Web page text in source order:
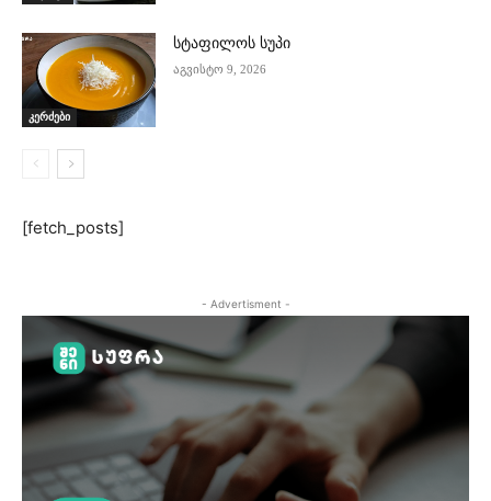
კერძები
სტაფილოს სუპი
აგვისტო 9, 2026
[fetch_posts]
- Advertisment -